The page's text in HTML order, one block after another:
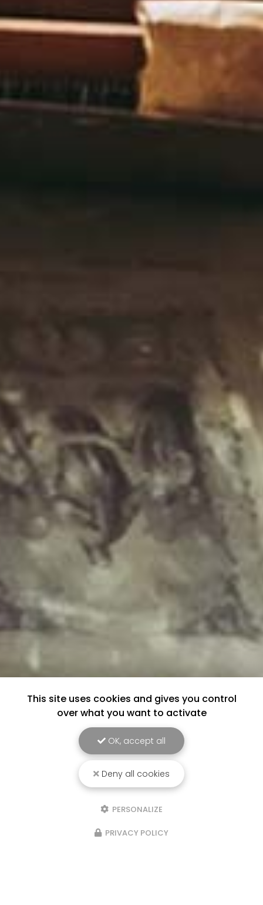
This site uses cookies and gives you control
over what you want to activate
OK, accept all
Deny all cookies
PERSONALIZE
PRIVACY POLICY